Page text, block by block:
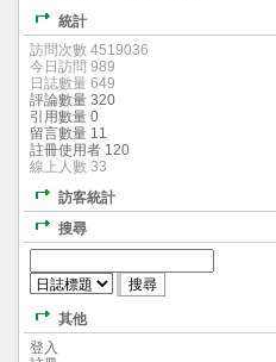
統計
訪問次數 4519036
今日訪問 989
日誌數量 649
評論數量 320
引用數量 0
留言數量 11
註冊使用者 120
線上人數 33
訪客統計
搜尋
其他
登入